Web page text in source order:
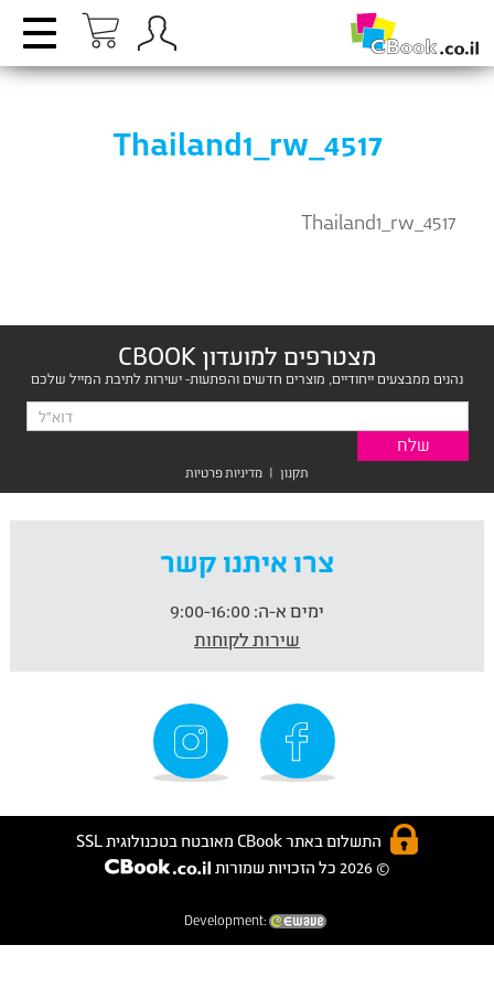
Thailand1_rw_4517
Thailand1_rw_4517
מצטרפים למועדון CBOOK
נהנים ממבצעים ייחודיים, מוצרים חדשים והפתעות- ישירות לתיבת המייל שלכם
תקנון | מדיניות פרטיות
צרו איתנו קשר
ימים א-ה:
שירות לקוחות
התשלום באתר CBook מאובטח בטכנולוגית SSL
© 2026 כל הזכויות שמורות
Development: